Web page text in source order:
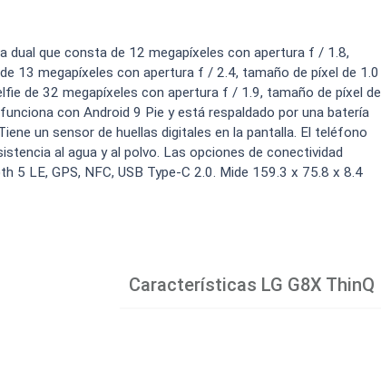
dual que consta de 12 megapíxeles con apertura f / 1.8,
13 megapíxeles con apertura f / 2.4, tamaño de píxel de 1.0
de 32 megapíxeles con apertura f / 1.9, tamaño de píxel de
con Android 9 Pie y está respaldado por una batería
un sensor de huellas digitales en la pantalla. El teléfono
al agua y al polvo. Las opciones de conectividad
5 LE, GPS, NFC, USB Type-C 2.0. Mide 159.3 x 75.8 x 8.4
Características LG G8X ThinQ